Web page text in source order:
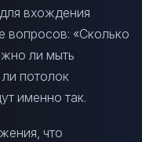
вхождения
вопросов: «Сколько
ли мыть
потолок
именно так.
что